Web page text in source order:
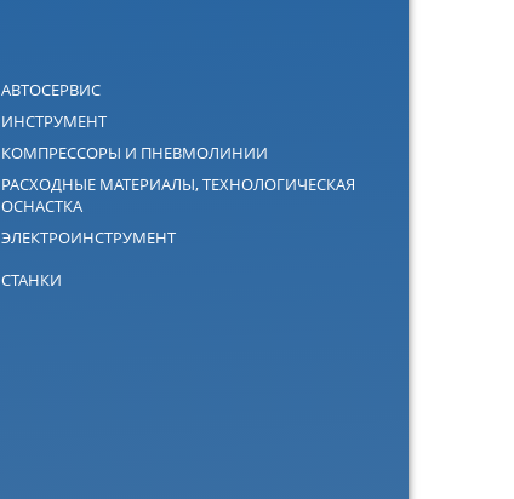
АВТОСЕРВИС
ИНСТРУМЕНТ
КОМПРЕССОРЫ И ПНЕВМОЛИНИИ
РАСХОДНЫЕ МАТЕРИАЛЫ, ТЕХНОЛОГИЧЕСКАЯ
ОСНАСТКА
ЭЛЕКТРОИНСТРУМЕНТ
СТАНКИ